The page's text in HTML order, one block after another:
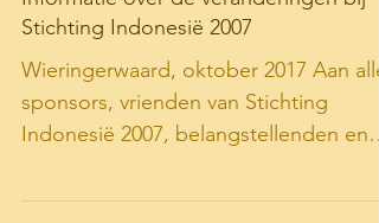
Informatie over de veranderingen bij
Stichting Indonesië 2007
Wieringerwaard, oktober 2017 Aan alle
sponsors, vrienden van Stichting
volgers van onze stichting...